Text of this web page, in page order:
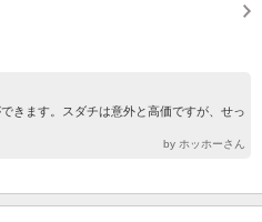
きます。スダチは意外と高価ですが、せっ
by ホッホーさん